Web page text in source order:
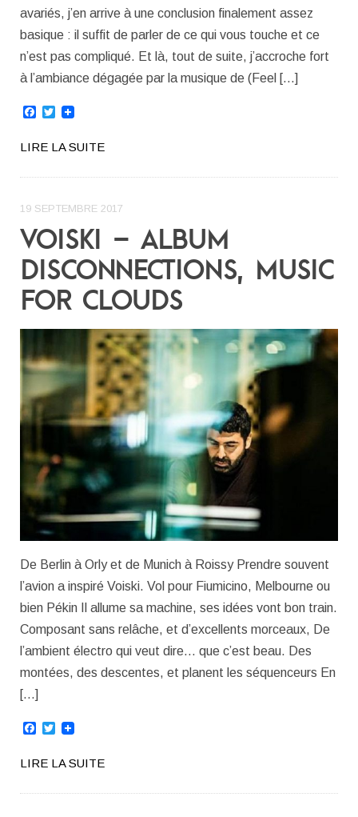
avariés, j’en arrive à une conclusion finalement assez
basique : il suffit de parler de ce qui vous touche et ce
n’est pas compliqué. Et là, tout de suite, j’accroche fort
à l’ambiance dégagée par la musique de (Feel […]
Facebook
Twitter
LIRE LA SUITE
19 SEPTEMBRE 2017
VOISKI – ALBUM
DISCONNECTIONS, MUSIC
FOR CLOUDS
De Berlin à Orly et de Munich à Roissy Prendre souvent
l’avion a inspiré Voiski. Vol pour Fiumicino, Melbourne ou
bien Pékin Il allume sa machine, ses idées vont bon train.
Composant sans relâche, et d’excellents morceaux, De
l’ambient électro qui veut dire… que c’est beau. Des
montées, des descentes, et planent les séquenceurs En
[…]
Facebook
Twitter
LIRE LA SUITE